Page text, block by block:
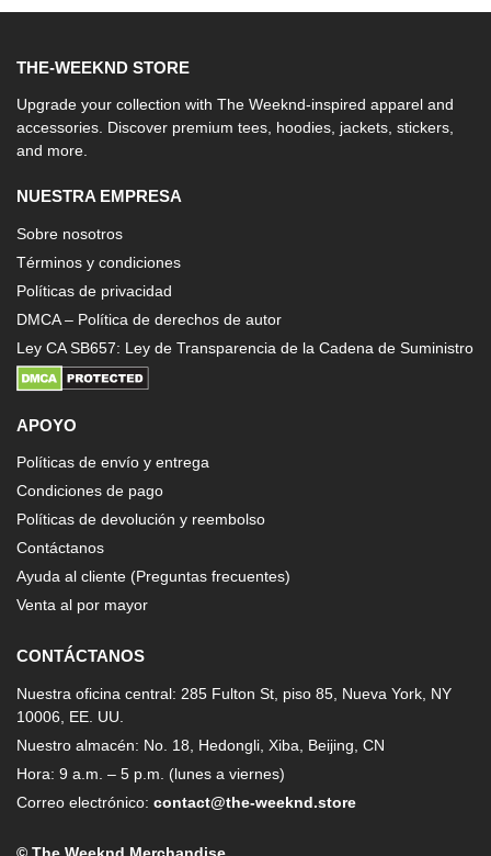
THE-WEEKND STORE
Upgrade your collection with The Weeknd-inspired apparel and
accessories. Discover premium tees, hoodies, jackets, stickers,
and more.
NUESTRA EMPRESA
Sobre nosotros
Términos y condiciones
Políticas de privacidad
DMCA – Política de derechos de autor
Ley CA SB657: Ley de Transparencia de la Cadena de Suministro
APOYO
Políticas de envío y entrega
Condiciones de pago
Políticas de devolución y reembolso
Contáctanos
Ayuda al cliente (Preguntas frecuentes)
Venta al por mayor
CONTÁCTANOS
Nuestra oficina central: 285 Fulton St, piso 85, Nueva York, NY
10006, EE. UU.
Nuestro almacén: No. 18, Hedongli, Xiba, Beijing, CN
Hora: 9 a.m. – 5 p.m. (lunes a viernes)
Correo electrónico: contact@the-weeknd.store
© The Weeknd Merchandise